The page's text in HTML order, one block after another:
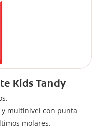
Kids Tandy
y multinivel con punta
molares.